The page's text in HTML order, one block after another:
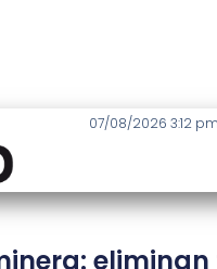
07/08/2026 3:12 pm